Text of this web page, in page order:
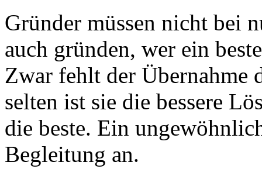
Gründer müssen nicht bei
auch gründen, wer ein
Zwar fehlt der Übernahme
selten ist sie die bessere
die beste. Ein
Begleitung an.